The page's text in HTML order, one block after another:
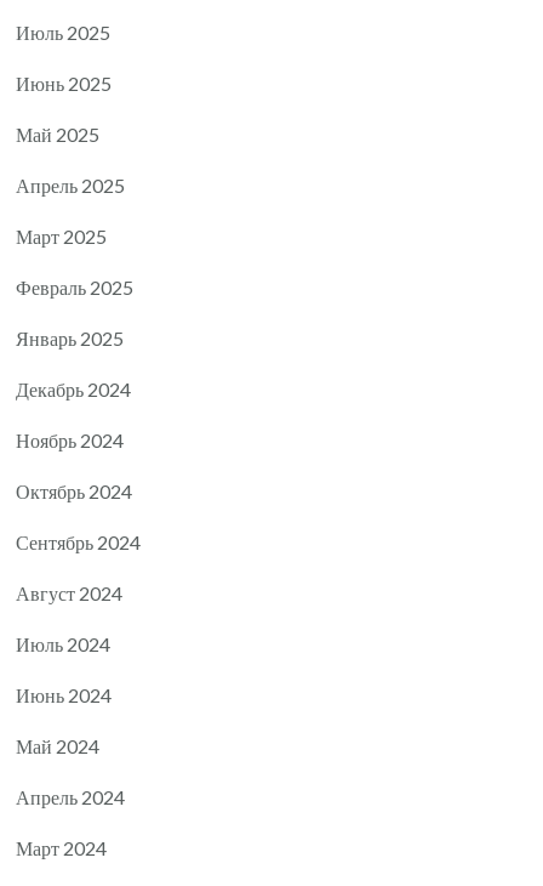
Июль 2025
Июнь 2025
Май 2025
Апрель 2025
Март 2025
Февраль 2025
Январь 2025
Декабрь 2024
Ноябрь 2024
Октябрь 2024
Сентябрь 2024
Август 2024
Июль 2024
Июнь 2024
Май 2024
Апрель 2024
Март 2024